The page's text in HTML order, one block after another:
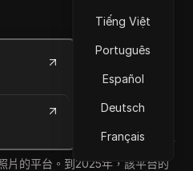
Tiếng Việt
Português
Español
Deutsch
Français
讀
片的平台。到2025年，該平台的